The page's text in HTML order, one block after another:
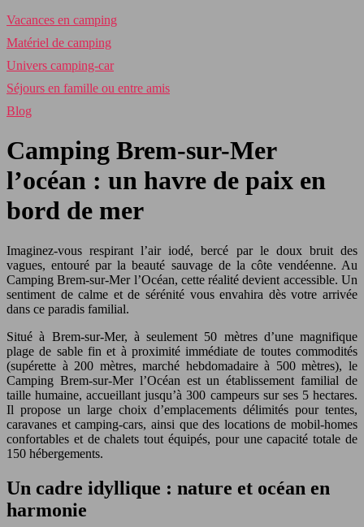
Vacances en camping
Matériel de camping
Univers camping-car
Séjours en famille ou entre amis
Blog
Camping Brem-sur-Mer
l’océan : un havre de paix en
bord de mer
Imaginez-vous respirant l’air iodé, bercé par le doux bruit des
vagues, entouré par la beauté sauvage de la côte vendéenne. Au
Camping Brem-sur-Mer l’Océan, cette réalité devient accessible. Un
sentiment de calme et de sérénité vous envahira dès votre arrivée
dans ce paradis familial.
Situé à Brem-sur-Mer, à seulement 50 mètres d’une magnifique
plage de sable fin et à proximité immédiate de toutes commodités
(supérette à 200 mètres, marché hebdomadaire à 500 mètres), le
Camping Brem-sur-Mer l’Océan est un établissement familial de
taille humaine, accueillant jusqu’à 300 campeurs sur ses 5 hectares.
Il propose un large choix d’emplacements délimités pour tentes,
caravanes et camping-cars, ainsi que des locations de mobil-homes
confortables et de chalets tout équipés, pour une capacité totale de
150 hébergements.
Un cadre idyllique : nature et océan en
harmonie